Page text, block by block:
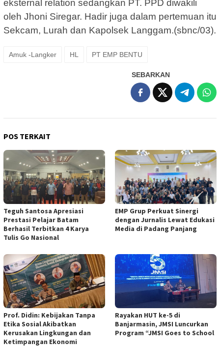
eksternal relation sedangkan PT. PPD diwakili
oleh Jhoni Siregar. Hadir juga dalam pertemuan itu
Sekcam, Lurah dan Kapolsek Langgam.(sbnc/03).
Amuk -Langker HL PT EMP BENTU
SEBARKAN
POS TERKAIT
Teguh Santosa Apresiasi
Prestasi Pelajar Batam
Berhasil Terbitkan 4 Karya
Tulis Go Nasional
EMP Grup Perkuat Sinergi
dengan Jurnalis Lewat Edukasi
Media di Padang Panjang
Prof. Didin: Kebijakan Tanpa
Etika Sosial Akibatkan
Kerusakan Lingkungan dan
Ketimpangan Ekonomi
Rayakan HUT ke-5 di
Banjarmasin, JMSI Luncurkan
Program “JMSI Goes to School